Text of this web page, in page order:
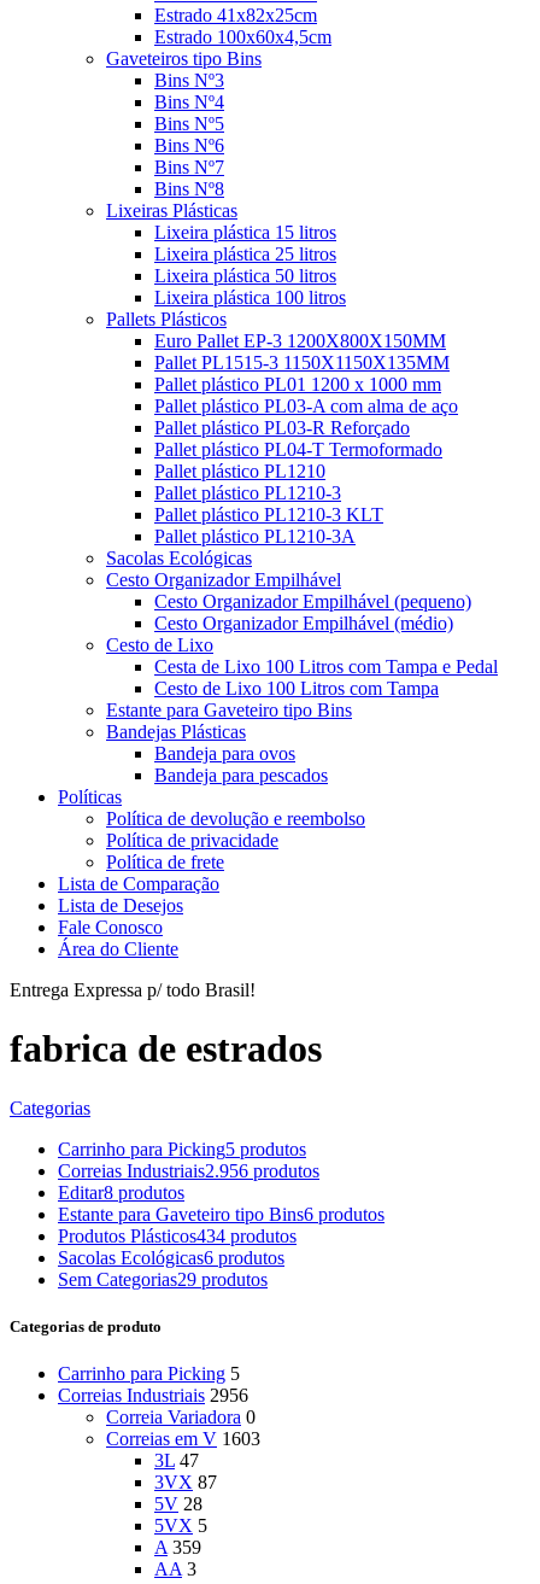
Estrado 41x82x25cm
Estrado 100x60x4,5cm
Gaveteiros tipo Bins
Bins Nº3
Bins Nº4
Bins Nº5
Bins Nº6
Bins Nº7
Bins Nº8
Lixeiras Plásticas
Lixeira plástica 15 litros
Lixeira plástica 25 litros
Lixeira plástica 50 litros
Lixeira plástica 100 litros
Pallets Plásticos
Euro Pallet EP-3 1200X800X150MM
Pallet PL1515-3 1150X1150X135MM
Pallet plástico PL01 1200 x 1000 mm
Pallet plástico PL03-A com alma de aço
Pallet plástico PL03-R Reforçado
Pallet plástico PL04-T Termoformado
Pallet plástico PL1210
Pallet plástico PL1210-3
Pallet plástico PL1210-3 KLT
Pallet plástico PL1210-3A
Sacolas Ecológicas
Cesto Organizador Empilhável
Cesto Organizador Empilhável (pequeno)
Cesto Organizador Empilhável (médio)
Cesto de Lixo
Cesta de Lixo 100 Litros com Tampa e Pedal
Cesto de Lixo 100 Litros com Tampa
Estante para Gaveteiro tipo Bins
Bandejas Plásticas
Bandeja para ovos
Bandeja para pescados
Políticas
Política de devolução e reembolso
Política de privacidade
Política de frete
Lista de Comparação
Lista de Desejos
Fale Conosco
Área do Cliente
Entrega Expressa p/ todo Brasil!
fabrica de estrados
Categorias
Carrinho para Picking5 produtos
Correias Industriais2.956 produtos
Editar8 produtos
Estante para Gaveteiro tipo Bins6 produtos
Produtos Plásticos434 produtos
Sacolas Ecológicas6 produtos
Sem Categorias29 produtos
Categorias de produto
Carrinho para Picking 5
Correias Industriais 2956
Correia Variadora 0
Correias em V 1603
3L 47
3VX 87
5V 28
5VX 5
A 359
AA 3